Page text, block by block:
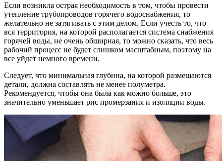
Если возникла острая необходимость в том, чтобы провести
утепление трубопроводов горячего водоснабжения, то
желательно не затягивать с этим делом. Если учесть то, что
вся территория, на которой располагается система снабжения
горячей воды, не очень обширная, то можно сказать, что весь
рабочий процесс не будет слишком масштабным, поэтому на
все уйдет немного времени.
Следует, что минимальная глубина, на которой размещаются
детали, должна составлять не менее полуметра.
Рекомендуется, чтобы она была как можно больше, это
значительно уменьшает рис промерзания и изоляции воды.